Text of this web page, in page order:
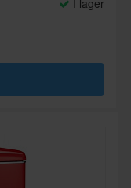
I lager